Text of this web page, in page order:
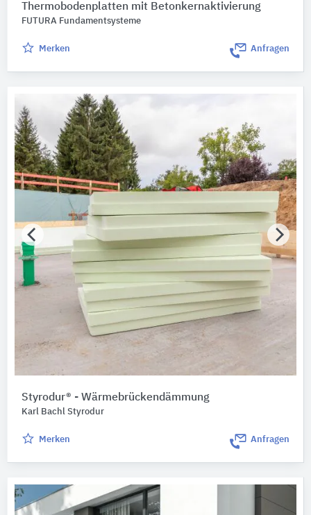
Thermobodenplatten mit Betonkernaktivierung
FUTURA Fundamentsysteme
Merken Anfragen
Styrodur® - Wärmebrückendämmung
Karl Bachl Styrodur
Merken Anfragen